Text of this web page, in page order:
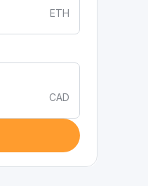
ETH
CAD